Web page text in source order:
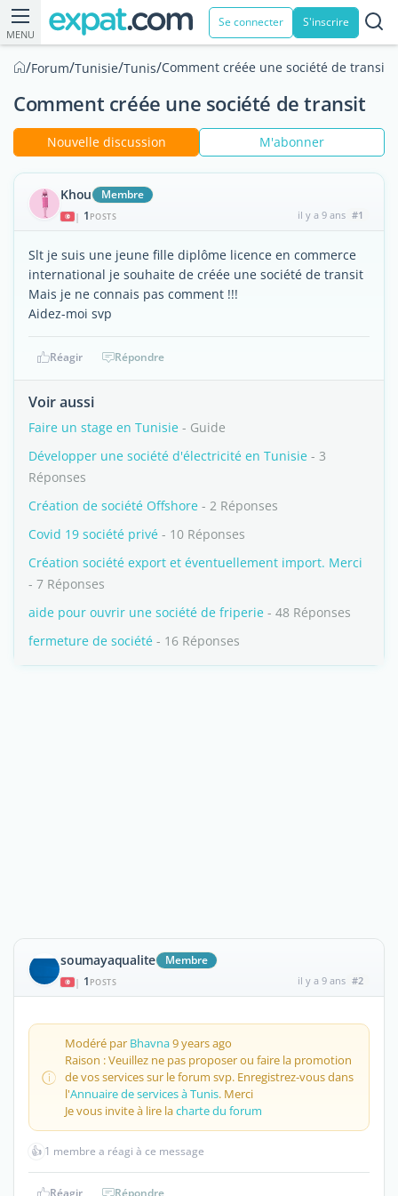
MENU
Se connecter S'inscrire
/Forum/Tunisie/Tunis/Comment créée une société de transit
Comment créée une société de transit
Nouvelle discussion M'abonner
Khou Membre
| 1 POSTS il y a 9 ans #1
Slt je suis une jeune fille diplôme licence en commerce
international je souhaite de créée une société de transit
Mais je ne connais pas comment !!!
Aidez-moi svp
Réagir Répondre
Voir aussi
Faire un stage en Tunisie - Guide
Développer une société d'électricité en Tunisie - 3
Réponses
Création de société Offshore - 2 Réponses
Covid 19 société privé - 10 Réponses
Création société export et éventuellement import. Merci
- 7 Réponses
aide pour ouvrir une société de friperie - 48 Réponses
fermeture de société - 16 Réponses
soumayaqualite Membre
| 1 POSTS il y a 9 ans #2
Modéré par Bhavna9 years ago
Raison : Veuillez ne pas proposer ou faire la promotion
de vos services sur le forum svp. Enregistrez-vous dans
l'Annuaire de services à Tunis. Merci
Je vous invite à lire lacharte du forum
👍 1 membre a réagi à ce message
Réagir Répondre